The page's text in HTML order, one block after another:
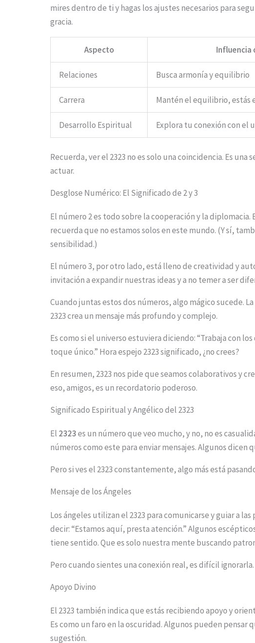
mires dentro de ti y hagas los ajustes necesarios para
gracia.
Aspecto Influencia
Relaciones Busca armonía y equilibrio
Carrera Mantén el equilibrio, estás
Desarrollo Espiritual Explora tu conexión con el
Recuerda, ver el 2323 no es solo una coincidencia. Es una
actuar.
Desglose Numérico: El Significado de 2 y 3
El número 2 es todo sobre la cooperación y la diplomacia.
recuerda que no estamos solos en este mundo. (Y sí,
sensibilidad.)
El número 3, por otro lado, está lleno de creatividad y
invitación a expandir nuestras ideas y a no temer a ser
Cuando juntas estos dos números, algo mágico sucede.
2323 crea un mensaje más profundo y complejo.
Es como si el universo estuviera diciendo: “Trabaja con
toque único.” Hora espejo 2323 significado, ¿no crees?
En resumen, 2323 nos pide que seamos colaborativos y
eso, amigos, es un recordatorio poderoso.
Significado Espiritual y Angélico del 2323
El 2323es un número que veo mucho, y no, no es
números como este para enviar mensajes. Algunos dicen
Pero si ves el 2323 constantemente, algo más está
Mensaje de los Ángeles
Los ángeles utilizan el 2323 para comunicarse y guiar a las
decir: “Estamos aquí, presta atención.” Algunos
tiene sentido. Que es solo nuestra mente buscando
Pero cuando sientes una conexión real, es difícil ignorarla.
Apoyo Divino
El 2323 también indica que estás recibiendo apoyo y
Es como un faro en la oscuridad. Algunos pueden pensar
sugestión.